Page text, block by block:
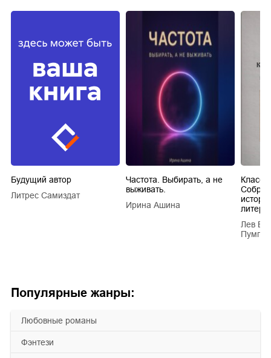
Популярные жанры:
любовные романы
фэнтези
Будущий автор
Литрес Самиздат
Частота. Выбирать, а не
выживать.
Ирина Ашина
Лев